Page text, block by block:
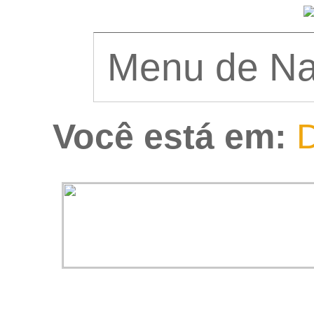
Você está em: